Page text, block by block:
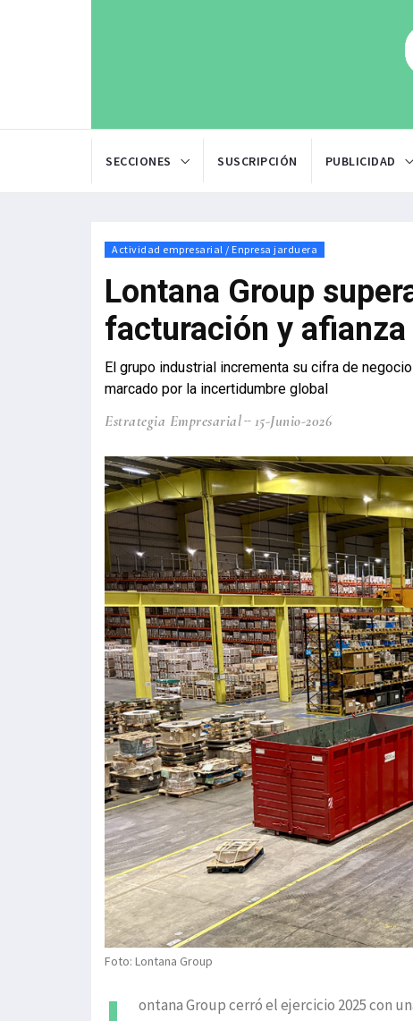
SECCIONES SUSCRIPCIÓN PUBLICIDAD
Actividad empresarial / Enpresa jarduera
Lontana Group
facturación y
El grupo industrial incrementa su cifra de
marcado por la incertidumbre global
Estrategia Empresarial 15-Junio-2026
Foto: Lontana Group
ontana Group cerró el ejercicio 2025 con